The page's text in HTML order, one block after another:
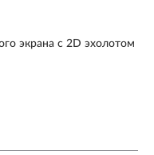
экрана с 2D эхолотом